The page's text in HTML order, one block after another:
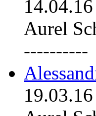
14.04.16
Aurel
----------
19.03.16